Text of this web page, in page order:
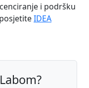
i podršku
IDEA